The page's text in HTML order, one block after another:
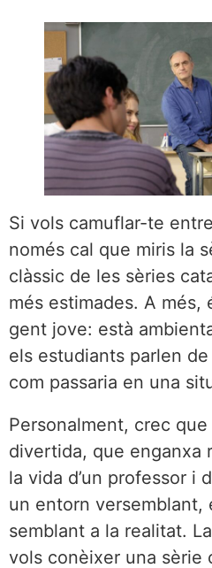
Si vols camuflar-te
només cal que miris la
clàssic de les sèries
més estimades. A més,
gent jove: està
els estudiants parlen de
com passaria en una
Personalment, crec
divertida, que enganxa
la vida d’un professor i
un entorn versemblant,
semblant a la realitat.
vols conèixer una sèrie